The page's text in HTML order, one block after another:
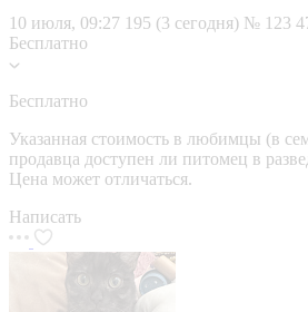
10 июля, 09:27 195 (3 сегодня) № 123
Бесплатно
Бесплатно
Указанная стоимость в любимцы (в
продавца доступен ли питомец в
Цена может отличаться.
Написать